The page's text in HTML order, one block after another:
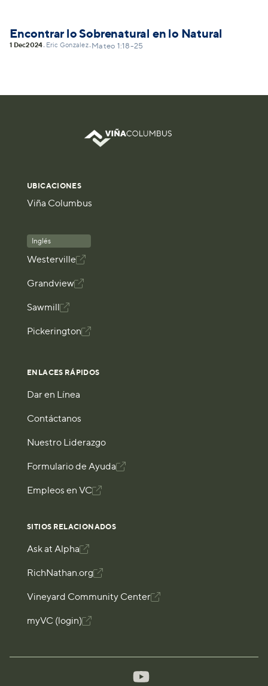
Encontrar lo Sobrenatural en lo Natural
1 Dec2024• Eric Gonzalez• Mateo 1:18-25
UBICACIONES
Viña Columbus
Inglés
Westerville
Grandview
Sawmill
Pickerington
ENLACES RÁPIDOS
Dar en Línea
Contáctanos
Nuestro Liderazgo
Formulario de Ayuda
Empleos en VC
SITIOS RELACIONADOS
Ask at Alpha
RichNathan.org
Vineyard Community Center
myVC (login)